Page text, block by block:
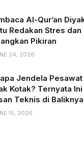
Al-Qur’an
Redakan Stres dan
Pikiran
24, 2026
Jendela Pesawat
Kotak? Ternyata Ini
Teknis di Baliknya
15, 2026